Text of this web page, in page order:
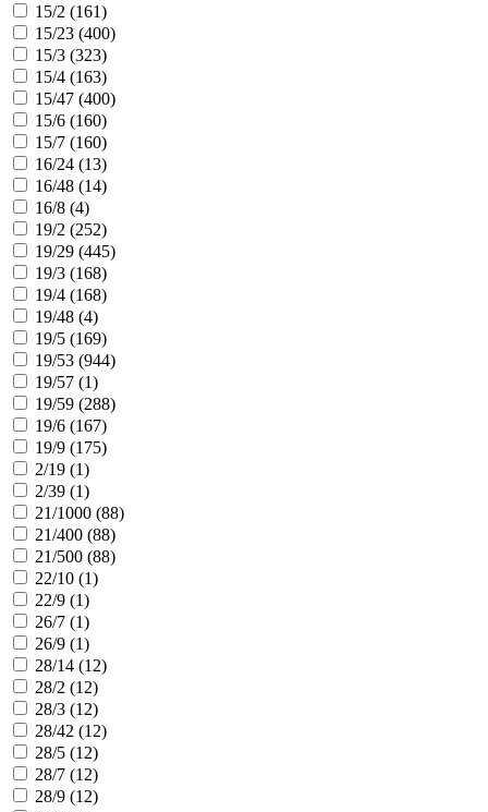
15/2 (161)
15/23 (400)
15/3 (323)
15/4 (163)
15/47 (400)
15/6 (160)
15/7 (160)
16/24 (13)
16/48 (14)
16/8 (4)
19/2 (252)
19/29 (445)
19/3 (168)
19/4 (168)
19/48 (4)
19/5 (169)
19/53 (944)
19/57 (1)
19/59 (288)
19/6 (167)
19/9 (175)
2/19 (1)
2/39 (1)
21/1000 (88)
21/400 (88)
21/500 (88)
22/10 (1)
22/9 (1)
26/7 (1)
26/9 (1)
28/14 (12)
28/2 (12)
28/3 (12)
28/42 (12)
28/5 (12)
28/7 (12)
28/9 (12)